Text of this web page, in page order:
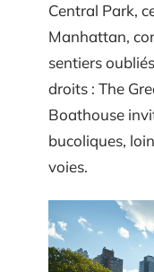
Central Park,
Manhattan,
sentiers
droits : The
Boathouse
bucoliques,
voies.